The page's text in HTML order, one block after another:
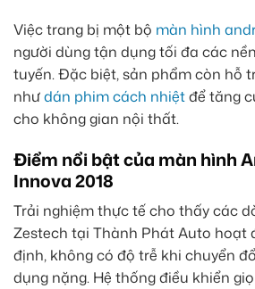
Việc trang bị một bộ màn hình
người dùng tận dụng tối đa các
tuyến. Đặc biệt, sản phẩm còn hỗ
nhưdán phim cách nhiệtđể tăng
cho không gian nội thất.
Điểm nổi bật của màn hình
Innova 2018
Trải nghiệm thực tế cho thấy các
Zestech tại Thành Phát Auto hoạt
định, không có độ trễ khi chuyển
dụng nặng. Hệ thống điều khiển